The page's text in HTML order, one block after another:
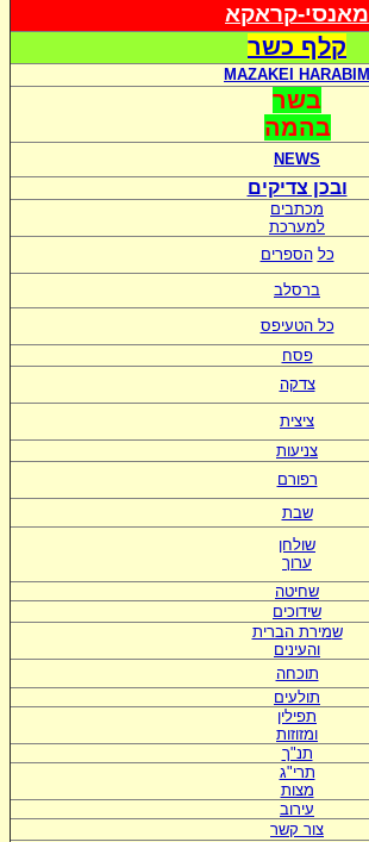
מאנסי-קראקא
קלף כשר
MAZAKEI HARABIM
בשר
בהמה
NEWS
ובכן צדיקים
מכתבים
למערכת
כל הספרים
ברסלב
כל הטעיפס
פסח
צדקה
ציצית
צניעות
רפורם
שבת
שולחן
ערוך
שחיטה
שידוכים
שמירת הברית
והעינים
תוכחה
תולעים
תפילין
ומזוזות
תנ"ך
תרי"ג
מצות
עירוב
צור קשר